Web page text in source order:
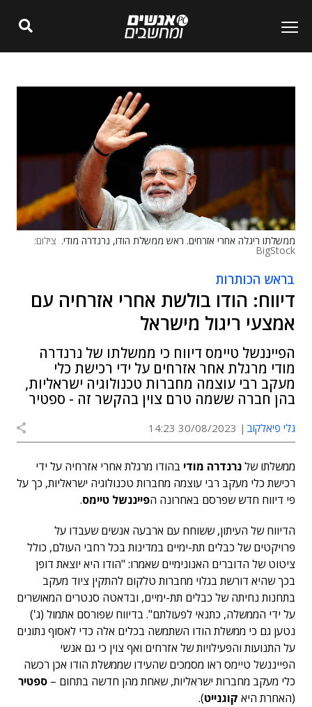
ממשלתו ריגלה אחרי אזרחים. ראש ממשלת הודו, נרנדרה מודי. צילום:
BigStock
בראש הכותרות
דיווח: הודו בולשת אחרי אזרחיה עם
אמצעי ריגול מישראל
הפייננשל טיימס דיווח כי ממשלתו של נרנדרה
מודי מרגלת אחר אזרחים על ידי רכישת כלי
מעקב רבי עוצמה מחברות טכנולוגיה ישראליות,
בהן חברה ששמה טרם צוין בהקשר זה - ספטיר
גלי פיאלקוב 30/08/2023 14:23
ממשלתו שלנרנדרה מודי בהודו מרגלת אחרי אזרחיה על ידי
רכישת כלי מעקב רבי עוצמה מחברות טכנולוגיה ישראליות, כך על
פי דיווח חדש שפרסם באחרונה הפייננשל טיימס.
הדיווח של העיתון, ששוחח עם ארבעה אנשים שעבדו על
פרויקטים של כבלים תת-ימיים במדינות בכל רחבי העולם, כולל
ציטוט של הדוברים האנונימיים שאמרו: "הודו היא יוצאת דופן
בכך שהיא דורשת בגלוי מחברות טלקום להתקין ציוד מעקב
בתחנות נחיתה של כבלים תת-ימיים, ובדאטה סנטרים המאושרים
על ידי הממשלה, כתנאי לפעולתם". בדיווח שפורסם אתמול (ג')
נטען גם כי ממשלת הודו השתמשה בכלים אלה כדי לאסוף נתונים
על התנועות והפעילויות של אזרחים ואף צוין כי גם אנשי
הפייננשל טיימס ראו מסמכים שהעידו שממשלת הודו אכן רכשה
כלי מעקב מחברות ישראליות, שאחת מהן חדשה בתחום – ספטיר
(האחרת היא קוגנייט).